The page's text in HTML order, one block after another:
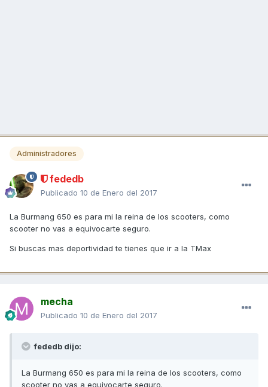
Administradores
fededb
Publicado 10 de Enero del 2017
La Burmang 650 es para mi la reina de los scooters, como
scooter no vas a equivocarte seguro.
Si buscas mas deportividad te tienes que ir a la TMax
mecha
Publicado 10 de Enero del 2017
fededb dijo:
La Burmang 650 es para mi la reina de los scooters, como
scooter no vas a equivocarte seguro.